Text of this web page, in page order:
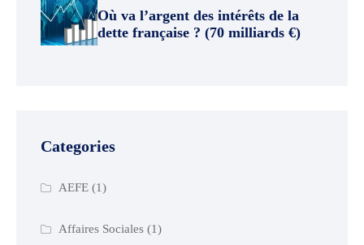
Où va l’argent des intérêts de la
dette française ? (70 milliards €)
Categories
AEFE(1)
Affaires Sociales(1)